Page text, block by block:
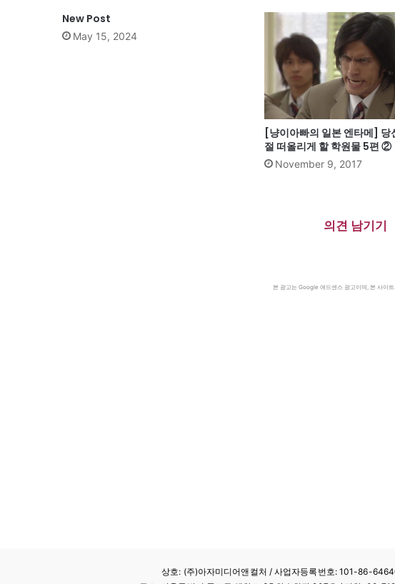
New Post
May 15, 2024
[냥이아빠의 일본 엔타메] 당
절 떠올리게 할 학원물 5편 ②
November 9, 2017
의견 남기기
본 광고는 Google 애드센스 광고이며, 본 사이트
상호: (주)아자미디어앤컬처 /사업자등록번호: 101-86-